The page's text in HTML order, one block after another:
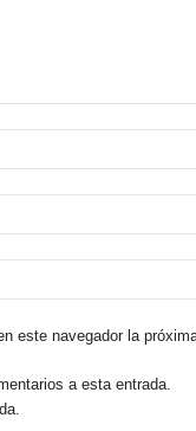
este navegador la
a esta entrada.